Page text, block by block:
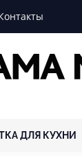
ДЛЯ КУХНИ